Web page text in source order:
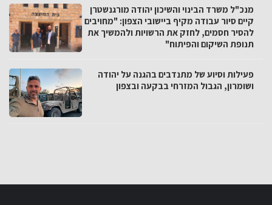
מנכ"ל משרד הבינוי והשיכון יהודה מורגנשטרן
קיים סיור עבודה מקיף ביישובי הצפון: "מחויבים
להסיר חסמים, לחזק את הרשויות ולהמשיך את
תנופת השיקום והפיתוח"
פעילות וסיוע של מתנדבים בהגנה על יהודה
ושומרון, הגבול המזרחי בבקעה ובצפון